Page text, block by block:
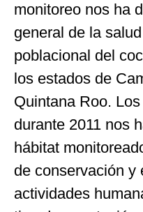
monitoreo nos ha
general de la
poblacional del
los estados de
Quintana Roo.
durante 2011 nos
hábitat
de conservación y
actividades